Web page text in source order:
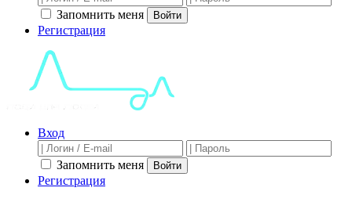
Запомнить меня Войти
Регистрация
Вход
Запомнить меня Войти
Регистрация